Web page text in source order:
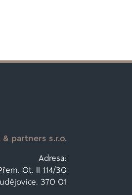
& partners s.r.o.
Adresa:
Ot. II 114/30
370 01